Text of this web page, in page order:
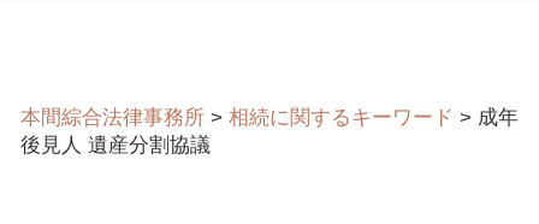
本間綜合法律事務所 > 相続に関するキーワード > 成年
後見人 遺産分割協議